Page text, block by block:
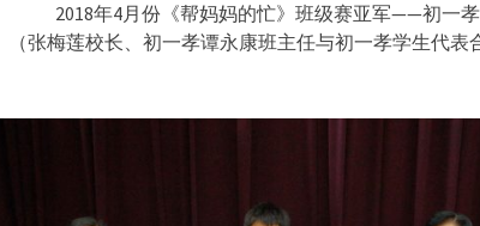
2018年4月份《帮妈妈的忙》班级赛亚军——初一孝
（张梅莲校长、初一孝谭永康班主任与初一孝学生代表